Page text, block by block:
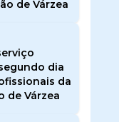
de Várzea
dia
da
de Várzea